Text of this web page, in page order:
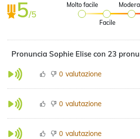
5/5
Molto facile
Facile
Pronuncia Sophie Elise con 23
0 valutazione
0 valutazione
0 valutazione